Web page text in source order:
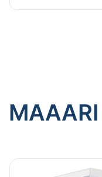
ng PC?